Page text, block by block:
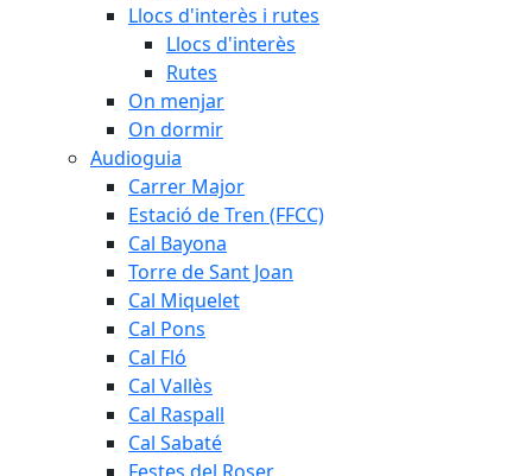
Llocs d'interès i rutes
Llocs d'interès
Rutes
On menjar
On dormir
Audioguia
Carrer Major
Estació de Tren (FFCC)
Cal Bayona
Torre de Sant Joan
Cal Miquelet
Cal Pons
Cal Fló
Cal Vallès
Cal Raspall
Cal Sabaté